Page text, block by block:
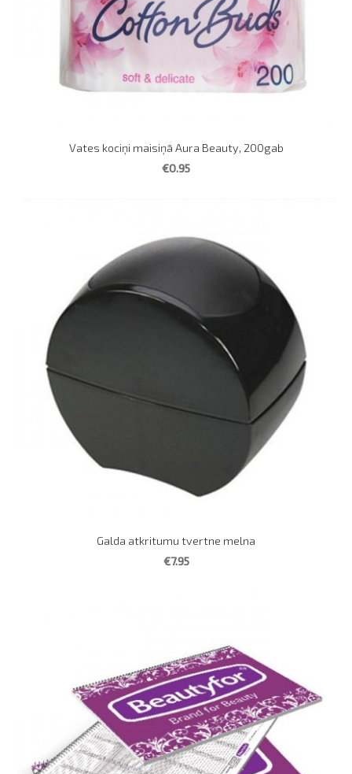
Vates kociņi maisiņā Aura Beauty, 200gab
€0.95
Galda atkritumu tvertne melna
€7.95